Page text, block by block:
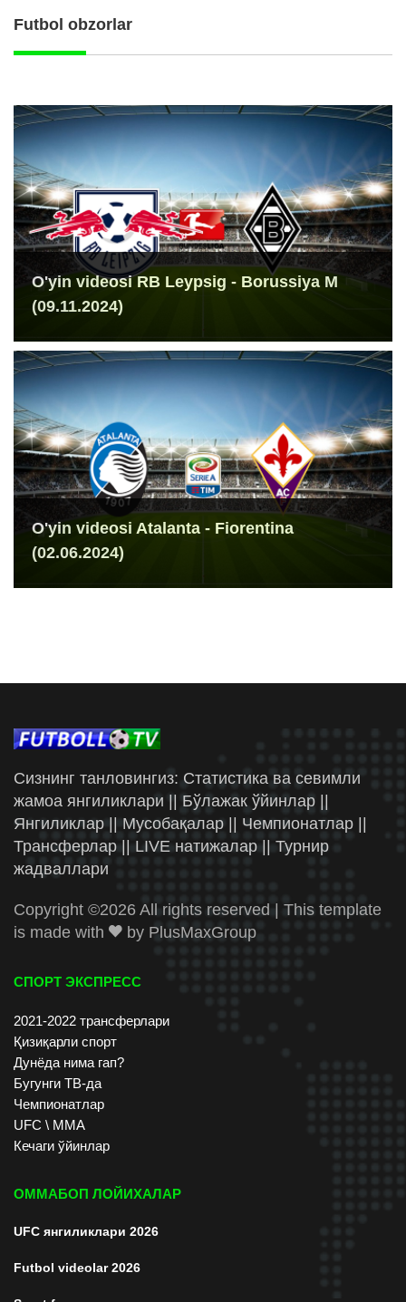
Futbol obzorlar
O'yin videosi RB Leypsig - Borussiya M
(09.11.2024)
O'yin videosi Atalanta - Fiorentina
(02.06.2024)
Сизнинг танловингиз: Статистика ва севимли
жамоа янгиликлари || Бўлажак ўйинлар ||
Янгиликлар || Мусобақалар || Чемпионатлар ||
Трансферлар || LIVE натижалар || Турнир
жадваллари
Copyright ©2026 All rights reserved | This template
is made with
by PlusMaxGroup
СПОРТ ЭКСПРЕСС
2021-2022 трансферлари
Қизиқарли спорт
Дунёда нима гап?
Бугунги ТВ-да
Чемпионатлар
UFC \ ММА
Кечаги ўйинлар
ОММАБОП ЛОЙИХАЛАР
UFC янгиликлари 2026
Futbol videolar 2026